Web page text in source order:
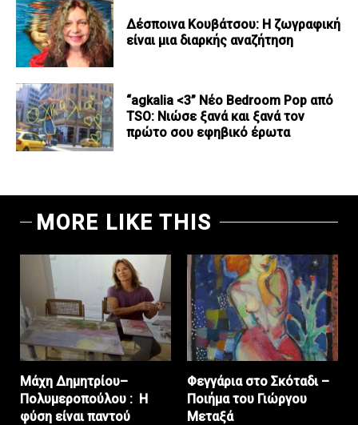
Δέσποινα Κουβάτσου: Η ζωγραφική
είναι μια διαρκής αναζήτηση
“agkalia <3” Νέο Bedroom Pop από
TSO: Νιώσε ξανά και ξανά τον
πρώτο σου εφηβικό έρωτα
MORE LIKE THIS
Μάχη Δημητρίου–
Πολυμεροπούλου : Η
φύση είναι παντού
Φεγγάρια στο Σκόταδι –
Ποιήμα του Γιώργου
Μεταξά